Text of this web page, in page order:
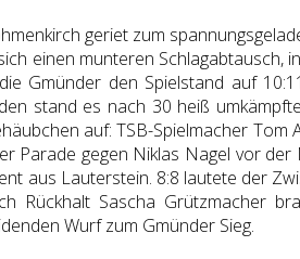
geriet zum
einen munteren
Gmünder den Spielstand auf
stand es nach 30 heiß
auf: TSB-Spielmacher
gegen Niklas Nagel vor
aus Lauterstein. 8:8 lautete der
Rückhalt Sascha Grützmacher
Wurf zum Gmünder Sieg.